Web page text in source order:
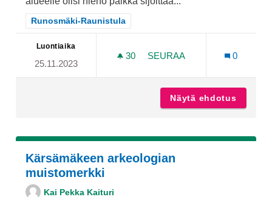
Rajaa tulokset teeman mukaan: Runosmäki-Raunistula
Runosmäki-Raunistula
Luontiaika
25.11.2023
30 30 SEURAAJAA
SEURAA
0
Näytä ehdotus
Kärsämäkeen arkeologian
muistomerkki
Kai Pekka Kaituri